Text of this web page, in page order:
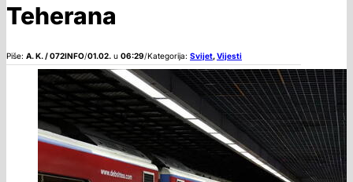
Teherana
Piše: A. K. / 072INFO/01.02. u 06:29/Kategorija: Svijet,Vijesti